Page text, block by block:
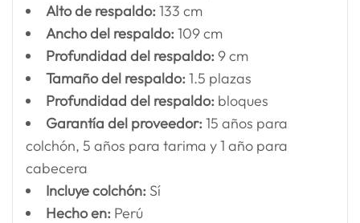
Alto de respaldo: 133 cm
Ancho del respaldo: 109 cm
Profundidad del respaldo: 9 cm
Tamaño del respaldo: 1.5 plazas
Profundidad del respaldo: bloques
Garantía del proveedor: 15 años para
colchón, 5 años para tarima y 1 año para
cabecera
Incluye colchón: Sí
Hecho en: Perú